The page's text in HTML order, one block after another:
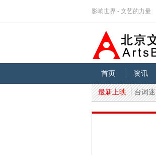
影响世界 - 文艺的力量
首页 资讯
最新上映
台词迷